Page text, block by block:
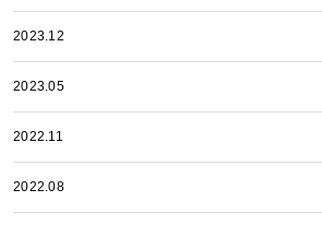
2023.12
2023.05
2022.11
2022.08